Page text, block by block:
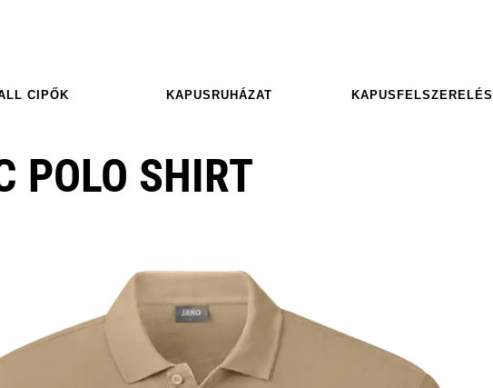
CIPŐK KAPUSRUHÁZAT KAPUSFELSZERELÉS
POLO SHIRT